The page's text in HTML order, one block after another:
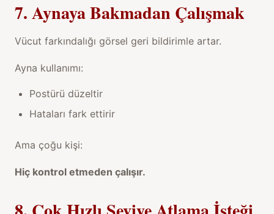
7. Aynaya Bakmadan Çalışmak
Vücut farkındalığı görsel geri bildirimle artar.
Ayna kullanımı:
Postürü düzeltir
Hataları fark ettirir
Ama çoğu kişi:
Hiç kontrol etmeden çalışır.